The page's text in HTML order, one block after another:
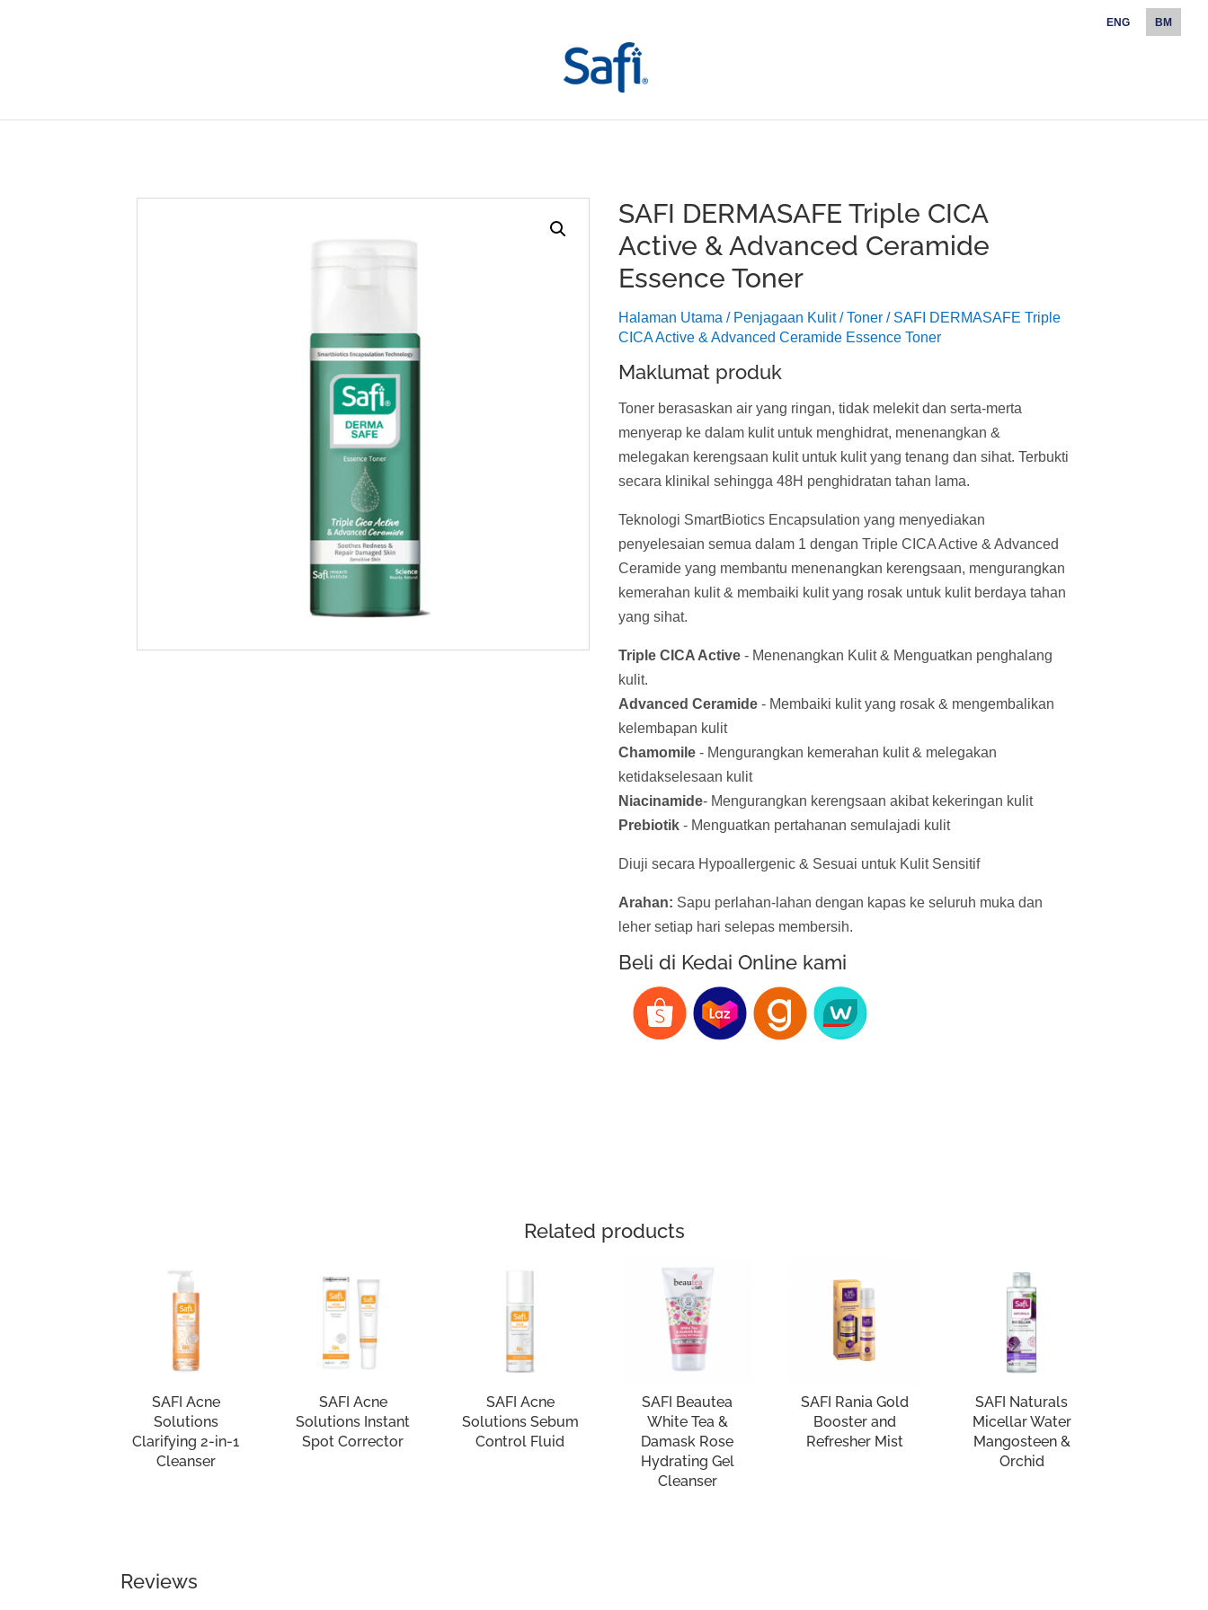
ENG BM
SAFI DERMASAFE Triple CICA
Active & Advanced Ceramide
Essence Toner
Halaman Utama / Penjagaan Kulit/Toner/ SAFI DERMASAFE Triple
CICA Active & Advanced Ceramide Essence Toner
Maklumat produk
Toner berasaskan air yang ringan, tidak melekit dan serta-merta
menyerap ke dalam kulit untuk menghidrat, menenangkan &
melegakan kerengsaan kulit untuk kulit yang tenang dan sihat. Terbukti
secara klinikal sehingga 48H penghidratan tahan lama.
Teknologi SmartBiotics Encapsulation yang menyediakan
penyelesaian semua dalam 1 dengan Triple CICA Active & Advanced
Ceramide yang membantu menenangkan kerengsaan, mengurangkan
kemerahan kulit & membaiki kulit yang rosak untuk kulit berdaya tahan
yang sihat.
Triple CICA Active- Menenangkan Kulit & Menguatkan penghalang
kulit.
Advanced Ceramide- Membaiki kulit yang rosak & mengembalikan
kelembapan kulit
Chamomile- Mengurangkan kemerahan kulit & melegakan
ketidakselesaan kulit
Niacinamide- Mengurangkan kerengsaan akibat kekeringan kulit
Prebiotik- Menguatkan pertahanan semulajadi kulit
Diuji secara Hypoallergenic & Sesuai untuk Kulit Sensitif
Arahan: Sapu perlahan-lahan dengan kapas ke seluruh muka dan
leher setiap hari selepas membersih.
Beli di Kedai Online kami
Related products
SAFI Acne
Solutions
Clarifying 2-in-1
Cleanser
SAFI Acne
Solutions Instant
Spot Corrector
SAFI Acne
Solutions Sebum
Control Fluid
SAFI Beautea
White Tea &
Damask Rose
Hydrating Gel
Cleanser
SAFI Rania Gold
Booster and
Refresher Mist
SAFI Naturals
Micellar Water
Mangosteen &
Orchid
Reviews